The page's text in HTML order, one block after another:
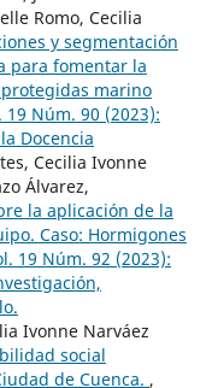
Romo, Cecilia
y segmentación
para fomentar la
marino
19 Núm. 90 (2023):
Docencia
Cecilia Ivonne
Álvarez,
la aplicación de la
Caso: Hormigones
19 Núm. 92 (2023):
Ivonne Narváez
social
de Cuenca. ,